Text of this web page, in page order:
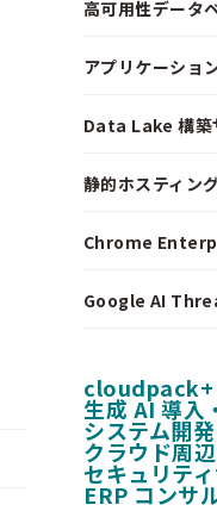
高可用性データ
アプリケーショ
Data Lake 構築
静的ホスティン
Chrome
Google AI
cloudpack+
生成 AI 導入
システム開発
クラウド周
セキュリテ
ERP コンサ